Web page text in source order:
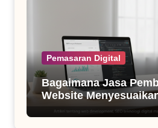
Pemasaran Digital
Bagaimana Jasa
Website
dengan Algoritma SEO
Kini